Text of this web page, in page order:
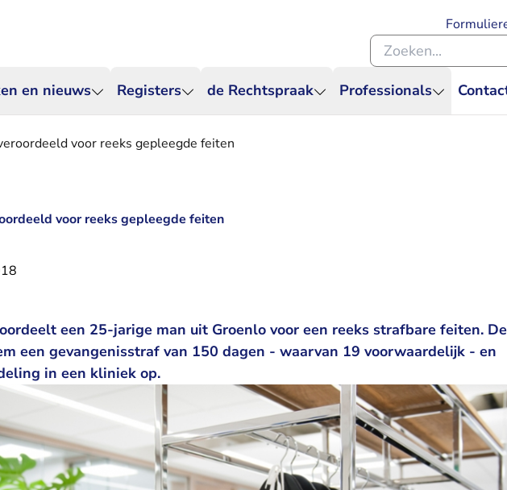
en nieuws Registers de Rechtspraak Professionals
Zoeken binnen de
voor reeks gepleegde feiten
voor reeks gepleegde feiten
een 25-jarige man uit Groenlo voor een reeks strafbare feiten. De
een gevangenisstraf van 150 dagen - waarvan 19 voorwaardelijk - en
in een kliniek op.